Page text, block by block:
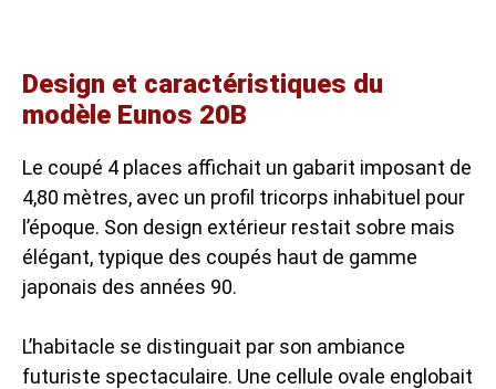
Design et caractéristiques du
modèle Eunos 20B
Le coupé 4 places affichait un gabarit imposant de
4,80 mètres, avec un profil tricorps inhabituel pour
l’époque. Son design extérieur restait sobre mais
élégant, typique des coupés haut de gamme
japonais des années 90.
L’habitacle se distinguait par son ambiance
futuriste spectaculaire. Une cellule ovale englobait